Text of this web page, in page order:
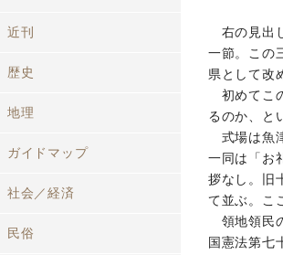
右の見出
一節。この
県として改
初めてこ
るのか、と
式場は魚
一同は「お
拶なし。旧
て並ぶ。こ
領地領民
国憲法第七
近刊
歴史
地理
ガイドマップ
社会／経済
民俗